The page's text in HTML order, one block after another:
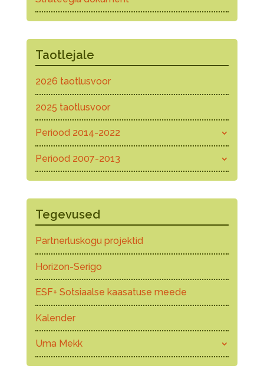
Taotlejale
2026 taotlusvoor
2025 taotlusvoor
Periood 2014-2022
Periood 2007-2013
Tegevused
Partnerluskogu projektid
Horizon-Serigo
ESF+ Sotsiaalse kaasatuse meede
Kalender
Uma Mekk